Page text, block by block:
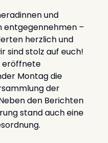
und
entgegennehmen –
herzlich und
sind stolz auf euch!
eröffnete
Montag die
der
den Berichten
stand auch eine